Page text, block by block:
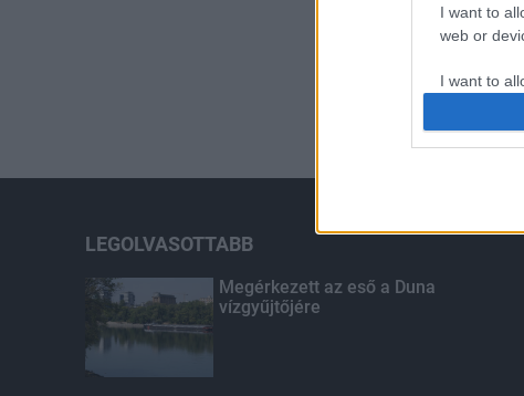
I want to
web or
I want to
I want to
I want to
LEGOLVASOTTABB
Megérkezett az eső a Duna
vízgyűjtőjére